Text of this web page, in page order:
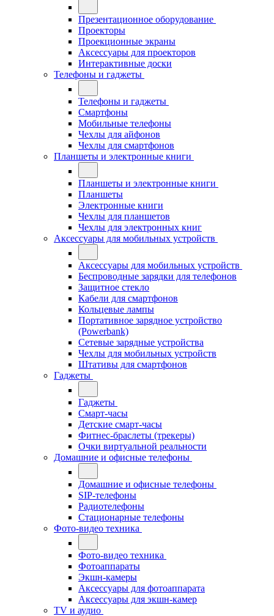
Презентационное оборудование
Проекторы
Проекционные экраны
Аксессуары для проекторов
Интерактивные доски
Телефоны и гаджеты
Телефоны и гаджеты
Смартфоны
Мобильные телефоны
Чехлы для айфонов
Чехлы для смартфонов
Планшеты и электронные книги
Планшеты и электронные книги
Планшеты
Электронные книги
Чехлы для планшетов
Чехлы для электронных книг
Аксессуары для мобильных устройств
Аксессуары для мобильных устройств
Беспроводные зарядки для телефонов
Защитное стекло
Кабели для смартфонов
Кольцевые лампы
Портативное зарядное устройство
(Powerbank)
Сетевые зарядные устройства
Чехлы для мобильных устройств
Штативы для смартфонов
Гаджеты
Гаджеты
Смарт-часы
Детские смарт-часы
Фитнес-браслеты (трекеры)
Очки виртуальной реальности
Домашние и офисные телефоны
Домашние и офисные телефоны
SIP-телефоны
Радиотелефоны
Стационарные телефоны
Фото-видео техника
Фото-видео техника
Фотоаппараты
Экшн-камеры
Аксессуары для фотоаппарата
Аксессуары для экшн-камер
TV и аудио